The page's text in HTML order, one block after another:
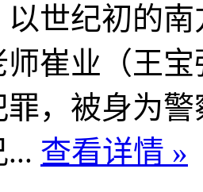
以世纪初的
崔业（王
，被身为
查看详情 »